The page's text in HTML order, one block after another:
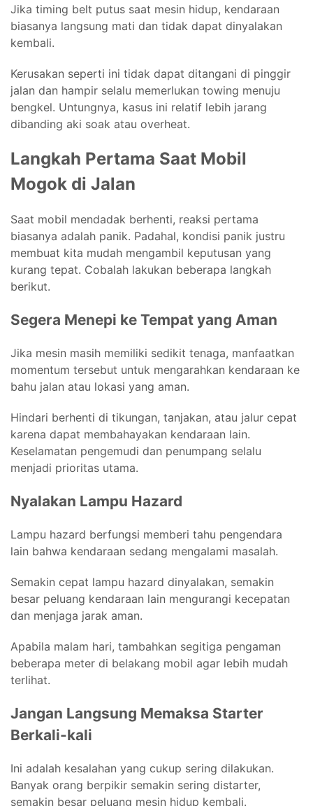
Jika timing belt putus saat mesin hidup, kendaraan
biasanya langsung mati dan tidak dapat dinyalakan
kembali.
Kerusakan seperti ini tidak dapat ditangani di pinggir
jalan dan hampir selalu memerlukan towing menuju
bengkel. Untungnya, kasus ini relatif lebih jarang
dibanding aki soak atau overheat.
Langkah Pertama Saat Mobil
Mogok di Jalan
Saat mobil mendadak berhenti, reaksi pertama
biasanya adalah panik. Padahal, kondisi panik justru
membuat kita mudah mengambil keputusan yang
kurang tepat. Cobalah lakukan beberapa langkah
berikut.
Segera Menepi ke Tempat yang Aman
Jika mesin masih memiliki sedikit tenaga, manfaatkan
momentum tersebut untuk mengarahkan kendaraan ke
bahu jalan atau lokasi yang aman.
Hindari berhenti di tikungan, tanjakan, atau jalur cepat
karena dapat membahayakan kendaraan lain.
Keselamatan pengemudi dan penumpang selalu
menjadi prioritas utama.
Nyalakan Lampu Hazard
Lampu hazard berfungsi memberi tahu pengendara
lain bahwa kendaraan sedang mengalami masalah.
Semakin cepat lampu hazard dinyalakan, semakin
besar peluang kendaraan lain mengurangi kecepatan
dan menjaga jarak aman.
Apabila malam hari, tambahkan segitiga pengaman
beberapa meter di belakang mobil agar lebih mudah
terlihat.
Jangan Langsung Memaksa Starter
Berkali-kali
Ini adalah kesalahan yang cukup sering dilakukan.
Banyak orang berpikir semakin sering distarter,
semakin besar peluang mesin hidup kembali.